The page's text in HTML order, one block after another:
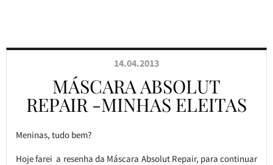
14.04.2013
MÁSCARA ABSOLUT
REPAIR -MINHAS ELEITAS
Meninas, tudo bem?
Hoje farei a resenha da Máscara Absolut Repair, para continuar